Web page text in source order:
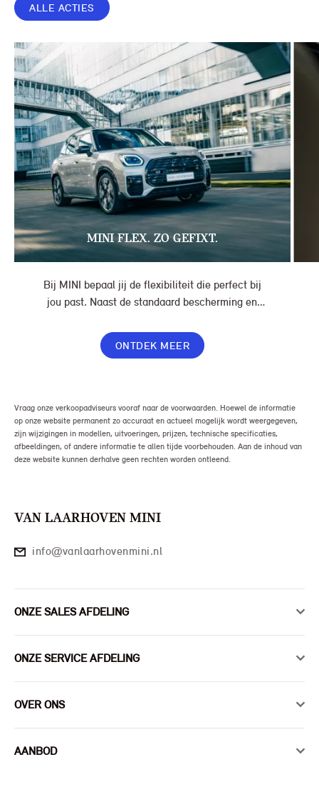
ALLE ACTIES
MINI FLEX. ZO GEFIXT.
Bij MINI bepaal jij de flexibiliteit die perfect bij
jou past. Naast de standaard bescherming en
lease nog meer flexibiliteit met Switch of Flex
Premium.
ONTDEK MEER
Vraag onze verkoopadviseurs vooraf naar de voorwaarden. Hoewel de informatie
op onze website permanent zo accuraat en actueel mogelijk wordt weergegeven,
zijn wijzigingen in modellen, uitvoeringen, prijzen, technische specificaties,
afbeeldingen, of andere informatie te allen tijde voorbehouden. Aan de inhoud van
deze website kunnen derhalve geen rechten worden ontleend.
VAN LAARHOVEN MINI
info@vanlaarhovenmini.nl
ONZE SALES AFDELING
ONZE SERVICE AFDELING
OVER ONS
AANBOD